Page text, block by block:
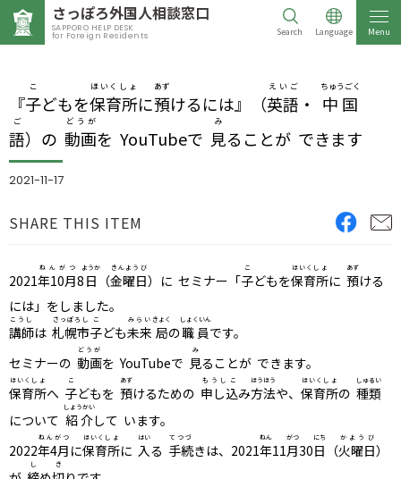
さっぽろ外国人相談窓口
SAPPORO HELP DESK
for Foreign Residents Search Language Menu
『子
こ
どもを保育所
ほいくしょ
に預
あず
けるには』（英語
えいご
・ 中国
ちゅうごく
語
ご
）の 動画
どうが
を YouTubeで 見
み
ることが できます
2021-11-17
SHARE THIS ITEM
2021年10月
ねんがつ
8 日
ようか
（金曜日
きんようび
）に セミナー「子
こ
どもを保育所
ほいくしょ
に 預
あず
ける
には」をしました。
講師
こうし
は 札幌市
さっぽろし
子
こ
ども未来
みらい
局
きょく
の職員
しょくいん
です。
セミナーの 動画
どうが
を YouTubeで 見
み
ることが できます。
保育所
ほいくしょ
へ 子
こ
どもを 預
あず
けるための 申し込
もうしこ
み方法
ほうほう
や、 保育所
ほいくしょ
の 種類
しゅるい
について 紹介
しょうかい
して います。
2022年4月
ねんがつ
に保育所
ほいくしょ
に 入
はい
る 手続
てつづ
きは、2021年
ねん
11月
がつ
30日
にち
（火曜日
かようび
）
し き